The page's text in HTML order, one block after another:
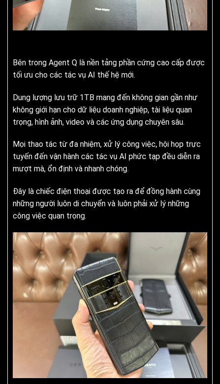
Bên trong Agent Q là nền tảng phần cứng cao cấp được
tối ưu cho các tác vụ AI thế hệ mới.
Dung lượng lưu trữ 1TB mang đến không gian gần như
không giới hạn cho dữ liệu doanh nghiệp, tài liệu quan
trọng, hình ảnh, video và các ứng dụng chuyên sâu.
Mọi thao tác từ đa nhiệm, xử lý công việc, hội họp trực
tuyến đến vận hành các tác vụ AI phức tạp đều diễn ra
mượt mà, ổn định và nhanh chóng.
Đây là chiếc điện thoại được tạo ra để đồng hành cùng
những người luôn di chuyển và luôn phải xử lý những
công việc quan trọng.